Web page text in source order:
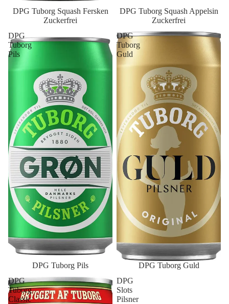
DPG Tuborg Squash Fersken
Zuckerfrei
DPG Tuborg Squash Appelsin
Zuckerfrei
DPG
Tuborg
Pils
DPG Tuborg Pils
DPG
Tuborg
Guld
DPG Tuborg Guld
DPG
Tuborg
Classic
DPG
Slots
Pilsner